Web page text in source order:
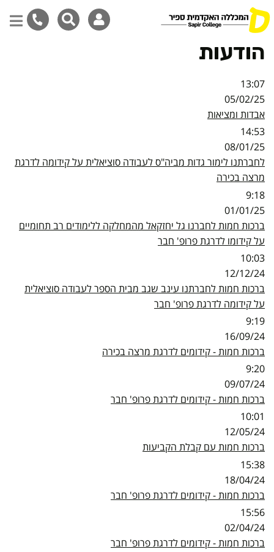
הודעות
13:07
05/02/25
אבדות ומציאות
14:53
08/01/25
לחברתנו לימור גדות מביה"ס לעבודה סוציאלית על קידומה לדרגת
מרצה בכירה
9:18
01/01/25
ברכות חמות לחברנו גל יחזקאל מהמחלקה ללימודים רב תחומיים
על קידומו לדרגת פרופ' חבר
10:03
12/12/24
ברכות חמות לחברתנו עינב שגב מבית הספר לעבודה סוציאלית
על קידומה לדרגת פרופ' חבר
9:19
16/09/24
ברכות חמות - קידומים לדרגת מרצה בכירה
9:20
09/07/24
ברכות חמות - קידומים לדרגת פרופ' חבר
10:01
12/05/24
ברכות חמות עם קבלת הקביעות
15:38
18/04/24
ברכות חמות - קידומים לדרגת פרופ' חבר
15:56
02/04/24
ברכות חמות - קידומים לדרגת פרופ' חבר